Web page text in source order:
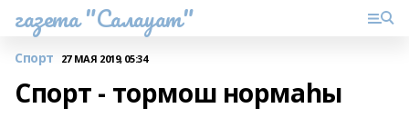
газета "Салауат"
Спорт 27 МАЯ 2019, 05:34
Спорт - тормош нормаһы